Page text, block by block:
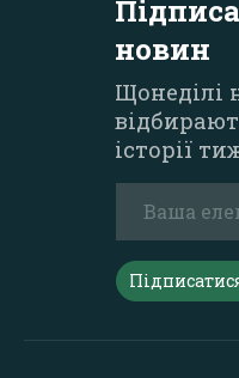
новин
Щонеділі
історії